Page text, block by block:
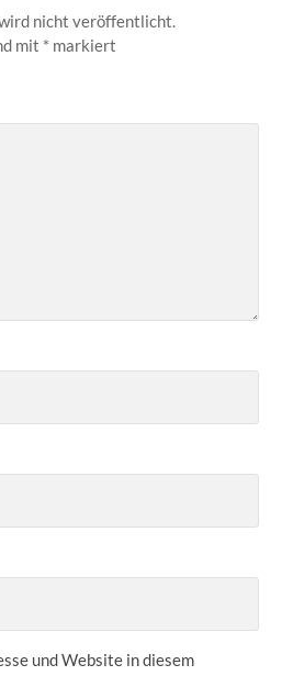
nicht veröffentlicht.
mit * markiert
und Website in diesem